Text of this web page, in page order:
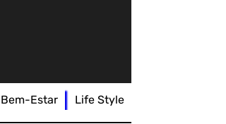
Bem-Estar Life Style